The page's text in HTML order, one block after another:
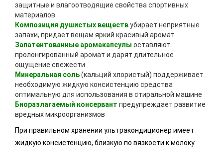
защитные и влагоотводящие свойства спортивных
материалов
Композиция душистых веществубирает неприятные
запахи, придает вещам яркий красивый аромат
Запатентованные аромакапсулы оставляют
пролонгированный аромат и дарят длительное
ощущение свежести
Минеральная соль(кальций хлористый) поддерживает
необходимую жидкую консистенцию средства
оптимальную для использования в стиральной машине
Биоразлагаемый консервант предупреждает развитие
вредных микроорганизмов
При правильном хранении ультракондиционер имеет
жидкую консистенцию, близкую по вязкости к молоку.